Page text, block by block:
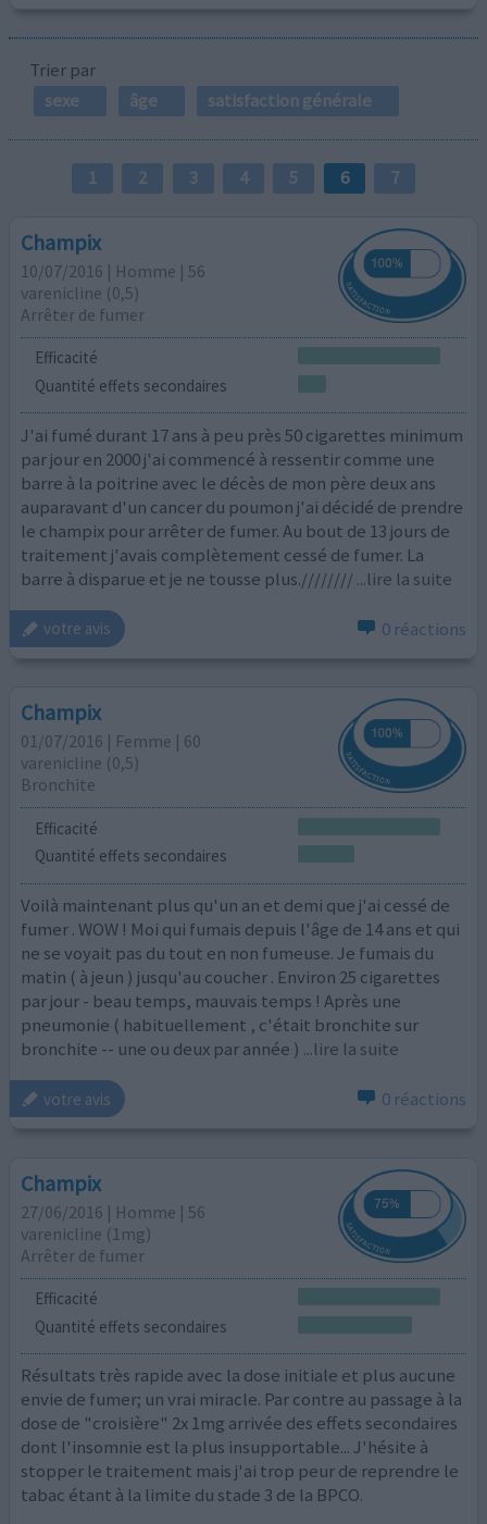
Trier par
sexe
âge satisfaction générale
1 2 3 4 5 6 7
Champix
10/07/2016 | Homme | 56
varenicline (0,5)
Arrêter de fumer
Efficacité
Quantité effets secondaires
J'ai fumé durant 17 ans à peu près 50 cigarettes minimum
par jour en 2000 j'ai commencé à ressentir comme une
barre à la poitrine avec le décès de mon père deux ans
auparavant d'un cancer du poumon j'ai décidé de prendre
le champix pour arrêter de fumer. Au bout de 13 jours de
traitement j'avais complètement cessé de fumer. La
barre à disparue et je ne tousse plus.//////// ...lire la suite
votre avis 0 réactions
Champix
01/07/2016 | Femme | 60
varenicline (0,5)
Bronchite
Efficacité
Quantité effets secondaires
Voilà maintenant plus qu'un an et demi que j'ai cessé de
fumer . WOW ! Moi qui fumais depuis l'âge de 14 ans et qui
ne se voyait pas du tout en non fumeuse. Je fumais du
matin ( à jeun ) jusqu'au coucher . Environ 25 cigarettes
par jour - beau temps, mauvais temps ! Après une
pneumonie ( habituellement , c'était bronchite sur
bronchite -- une ou deux par année ) ...lire la suite
votre avis 0 réactions
Champix
27/06/2016 | Homme | 56
varenicline (1mg)
Arrêter de fumer
Efficacité
Quantité effets secondaires
Résultats très rapide avec la dose initiale et plus aucune
envie de fumer; un vrai miracle. Par contre au passage à la
dose de "croisière" 2x 1mg arrivée des effets secondaires
dont l'insomnie est la plus insupportable... J'hésite à
stopper le traitement mais j'ai trop peur de reprendre le
tabac étant à la limite du stade 3 de la BPCO.